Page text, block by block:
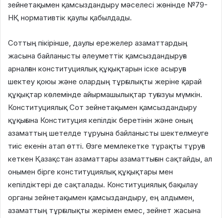
зейнетақымен қамсыздандыру мәселесі жөнінде №79-
НҚ нормативтік қаулы қабылдады.
Соттың пікірінше, даулы ережелер азаматтардың
жасына байланысты әлеуметтік қамсыздандыруға
арналған конституциялық құқықтарын іске асыруға
шектеу қоюы және олардың тұрғылықты жеріне қарай
құқықтар көлемінде айырмашылықтар туғызуы мүмкін.
Конституциялық Сот зейнетақымен қамсыздандыру
құқығына Конституция кепілдік беретінін және оның
азаматтың шетелде тұруына байланысты шектелмеуге
тиіс екенін атап өтті. Өзге мемлекетке тұрақты тұруға
кеткен Қазақстан азаматтары азаматтығын сақтайды, ал
онымен бірге конституциялық құқықтары мен
кепілдіктері де сақталады. Конституциялық бақылау
органы зейнетақымен қамсыздандыру, ең алдымен,
азаматтың тұрғылықты жерімен емес, зейнет жасына